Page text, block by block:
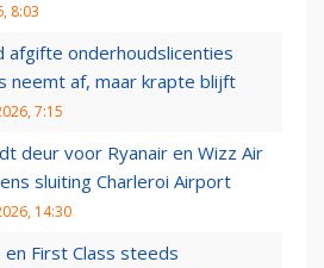
8:03
afgifte onderhoudslicenties
neemt af, maar krapte blijft
7:15
deur voor Ryanair en Wizz Air
sluiting Charleroi Airport
14:30
en First Class steeds